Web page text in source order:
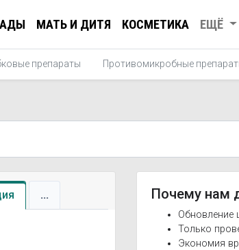
МАТЬ И ДИТЯ КОСМЕТИКА ЕЩЁ
препараты Противомикробные
... Почему нам
Обновление
Только
Экономия